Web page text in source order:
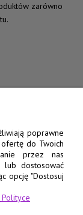
zarówno
poprawne
do Twoich
przez nas
dostosować
opcję "Dostosuj